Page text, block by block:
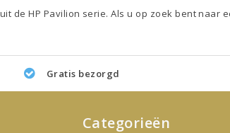
uit deHP Pavilion serie. Als u op zoek bent naar
Gratis bezorgd
Categorieën